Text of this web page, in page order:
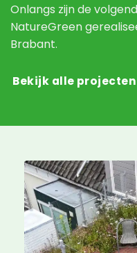
Onlangs zijn de
NatureGreen
Brabant.
Bekijk alle projecten